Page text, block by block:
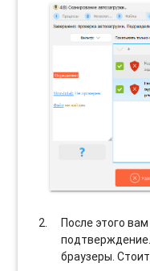
После этого
браузеры.